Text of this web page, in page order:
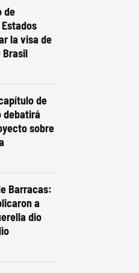
de
la visa de
Brasil
de
debatirá
sobre
Barracas:
a
dio